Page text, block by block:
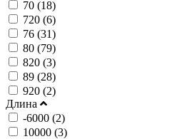
70 (18)
720 (6)
76 (31)
80 (79)
820 (3)
89 (28)
920 (2)
Длина
-6000 (2)
10000 (3)